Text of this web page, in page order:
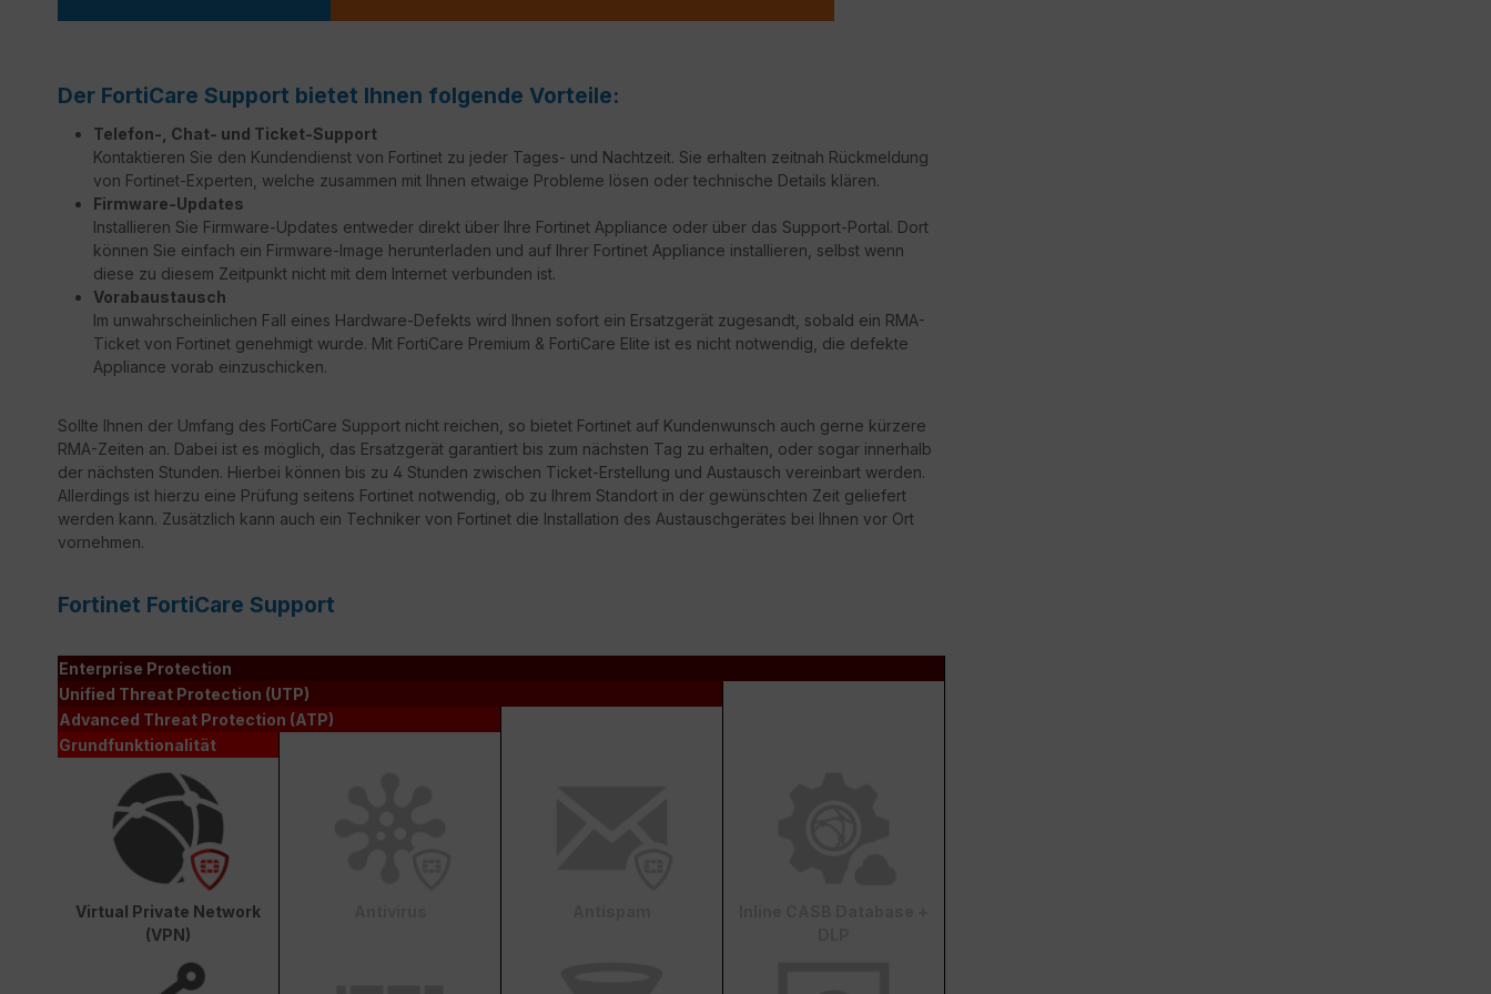
Der FortiCare Support bietet Ihnen folgende Vorteile:
Telefon-, Chat- und Ticket-Support
Kontaktieren Sie den Kundendienst von Fortinet zu jeder Tages- und Nachtzeit. Sie erhalten zeitnah Rückmeldung
von Fortinet-Experten, welche zusammen mit Ihnen etwaige Probleme lösen oder technische Details klären.
Firmware-Updates
Installieren Sie Firmware-Updates entweder direkt über Ihre Fortinet Appliance oder über das Support-Portal. Dort
können Sie einfach ein Firmware-Image herunterladen und auf Ihrer Fortinet Appliance installieren, selbst wenn
diese zu diesem Zeitpunkt nicht mit dem Internet verbunden ist.
Vorabaustausch
Im unwahrscheinlichen Fall eines Hardware-Defekts wird Ihnen sofort ein Ersatzgerät zugesandt, sobald ein RMA-
Ticket von Fortinet genehmigt wurde. Mit FortiCare Premium & FortiCare Elite ist es nicht notwendig, die defekte
Appliance vorab einzuschicken.
Sollte Ihnen der Umfang des FortiCare Support nicht reichen, so bietet Fortinet auf Kundenwunsch auch gerne kürzere
RMA-Zeiten an. Dabei ist es möglich, das Ersatzgerät garantiert bis zum nächsten Tag zu erhalten, oder sogar innerhalb
der nächsten Stunden. Hierbei können bis zu 4 Stunden zwischen Ticket-Erstellung und Austausch vereinbart werden.
Allerdings ist hierzu eine Prüfung seitens Fortinet notwendig, ob zu Ihrem Standort in der gewünschten Zeit geliefert
werden kann. Zusätzlich kann auch ein Techniker von Fortinet die Installation des Austauschgerätes bei Ihnen vor Ort
vornehmen.
Fortinet FortiCare Support
Enterprise Protection
Unified Threat Protection (UTP)
Advanced Threat Protection (ATP)
Grundfunktionalität
Virtual Private Network
(VPN)